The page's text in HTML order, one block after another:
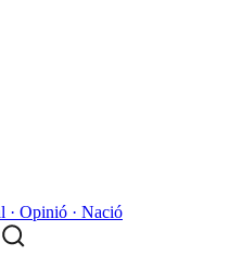
· Opinió · Nació